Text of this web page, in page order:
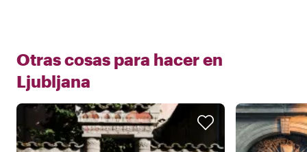
Otras cosas para hacer en
Ljubljana